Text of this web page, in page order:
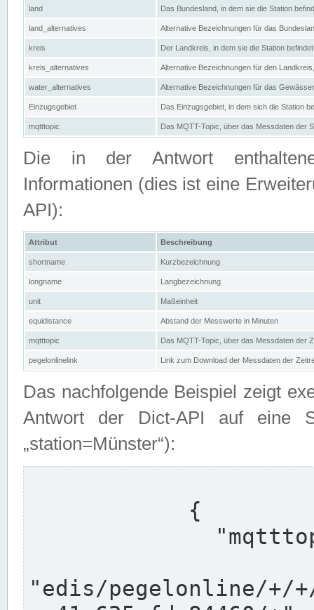
land Das Bundesland, in dem sie die Station
land_alternatives Alternative Bezeichnungen für das
kreis Der Landkreis, in dem sie die Station befindet
kreis_alternatives Alternative Bezeichnungen für den
water_alternatives Alternative Bezeichnungen für das
Einzugsgebiet Das Einzugsgebiet, in dem sich die Station
mqtttopic Das MQTT-Topic, über das Messdaten der
Die in der Antwort
Informationen (dies ist eine
API):
Attribut Beschreibung
shortname Kurzbezeichnung
longname Langbezeichnung
unit Maßeinheit
equidistance Abstand der Messwerte in Minuten
mqtttopic Das MQTT-Topic, über das Messdaten der
pegelonlinelink Link zum Download der Messdaten der
Das nachfolgende Beispiel zeigt
Antwort der Dict-API auf eine
„station=Münster“):
"edis/pegelonline/+/